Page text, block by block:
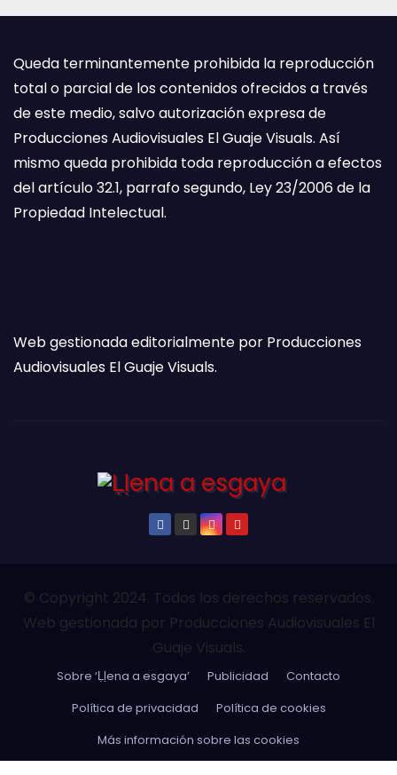
Queda terminantemente prohibida la reproducción
total o parcial de los contenidos ofrecidos a través
de este medio, salvo autorización expresa de
Producciones Audiovisuales El Guaje Visuals. Así
mismo queda prohibida toda reproducción a efectos
del artículo 32.1, parrafo segundo, Ley 23/2006 de la
Propiedad Intelectual.
Web gestionada editorialmente por Producciones
Audiovisuales El Guaje Visuals.
© Copyright 2024. Todos los derechos reservados.
Web gestionada por Producciones Audiovisuales El
Guaje Visuals.
Sobre ‘Ḷḷena a esgaya’ Publicidad
Contacto
Política de privacidad
Política de cookies
Más información sobre las cookies